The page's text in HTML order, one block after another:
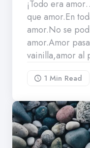
¡Todo era
que amor.En
amor.No se
amor.Amor
vainilla,amor
1 Min Read